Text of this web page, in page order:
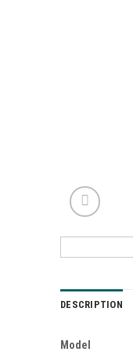
DESCRIPTION
Model